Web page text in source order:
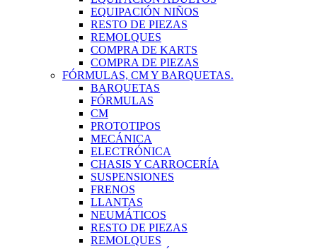
EQUIPACIÓN NIÑOS
RESTO DE PIEZAS
REMOLQUES
COMPRA DE KARTS
COMPRA DE PIEZAS
FÓRMULAS, CM Y BARQUETAS.
BARQUETAS
FÓRMULAS
CM
PROTOTIPOS
MECÁNICA
ELECTRÓNICA
CHASIS Y CARROCERÍA
SUSPENSIONES
FRENOS
LLANTAS
NEUMÁTICOS
RESTO DE PIEZAS
REMOLQUES